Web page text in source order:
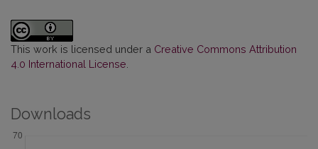
This work is licensed under a Creative Commons Attribution
4.0 International License
Downloads